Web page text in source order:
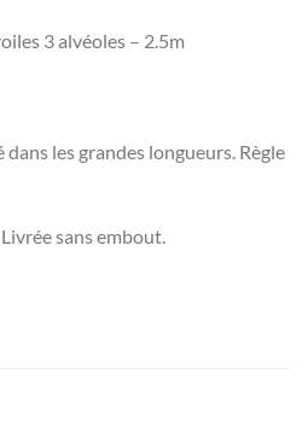
3 alvéoles – 2.5m
les grandes longueurs. Règle
sans embout.